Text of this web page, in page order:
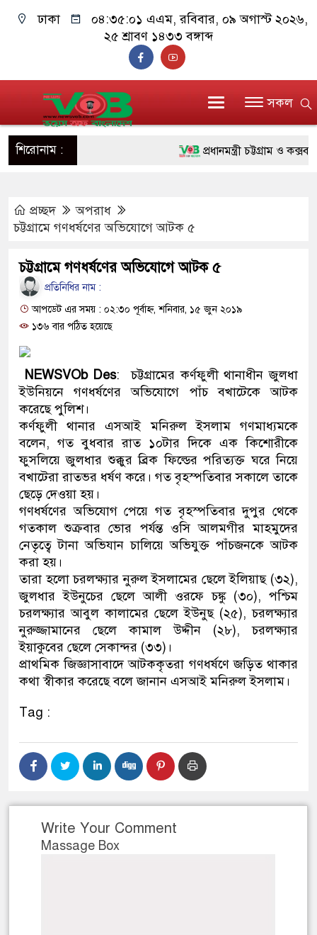
ঢাকা ০৪:৩৫:০২ এএম, রবিবার, ০৯ অগাস্ট ২০২৬,
২৫ শ্রাবণ ১৪৩৩ বঙ্গাব্দ
সকল
শিরোনাম : প্রধানমন্ত্রী চট্টগ্রাম ও
দাঁড়াবে : ডা. জুবাইদা রহমান
সিল-স্বাক্ষর জালিয়াতি চক্রের পাঁচ
উদ্ধার
জনগণ পরিবর্তন চেয়েছে
প্রধানমন্ত্রী
মিরপুর মডেল থানার
মাদক কারবারি গ্রেফতার
থানা পুলিশ
যেকোনো সময় বেনজীরের
নেতৃত্ব ও গণতন্ত্রের মূর্তমান
প্রচ্ছদ
অপরাধ
চট্টগ্রামে গণধর্ষণের অভিযোগে আটক ৫
চট্টগ্রামে গণধর্ষণের অভিযোগে আটক ৫
প্রতিনিধির নাম :
আপডেট এর সময় : ০২:৩০ পূর্বাহ্ন, শনিবার, ১৫ জুন ২০১৯
১৩৬ বার পঠিত হয়েছে
NEWSVOb Des: চট্টগ্রামের কর্ণফুলী থানাধীন জুলধা
ইউনিয়নে গণধর্ষণের অভিযোগে পাঁচ বখাটেকে আটক
করেছে পুলিশ।
কর্ণফুলী থানার এসআই মনিরুল ইসলাম গণমাধ্যমকে
বলেন, গত বুধবার রাত ১০টার দিকে এক কিশোরীকে
ফুসলিয়ে জুলধার শুক্কুর ব্রিক ফিল্ডের পরিত্যক্ত ঘরে নিয়ে
বখাটেরা রাতভর ধর্ষণ করে। গত বৃহস্পতিবার সকালে তাকে
ছেড়ে দেওয়া হয়।
গণধর্ষণের অভিযোগ পেয়ে গত বৃহস্পতিবার দুপুর থেকে
গতকাল শুক্রবার ভোর পর্যন্ত ওসি আলমগীর মাহমুদের
নেতৃত্বে টানা অভিযান চালিয়ে অভিযুক্ত পাঁচজনকে আটক
করা হয়।
তারা হলো চরলক্ষ্যার নুরুল ইসলামের ছেলে ইলিয়াছ (৩২),
জুলধার ইউনুচের ছেলে আলী ওরফে চঙ্কু (৩০), পশ্চিম
চরলক্ষ্যার আবুল কালামের ছেলে ইউনুছ (২৫), চরলক্ষ্যার
নুরুজ্জামানের ছেলে কামাল উদ্দীন (২৮), চরলক্ষ্যার
ইয়াকুবের ছেলে সেকান্দর (৩৩)।
প্রাথমিক জিজ্ঞাসাবাদে আটককৃতরা গণধর্ষণে জড়িত থাকার
কথা স্বীকার করেছে বলে জানান এসআই মনিরুল ইসলাম।
Tag :
Write Your Comment
Massage Box